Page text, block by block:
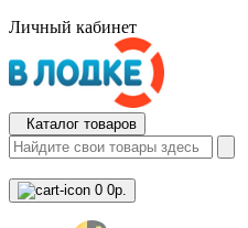
Личный кабинет
Каталог товаров
0 0р.